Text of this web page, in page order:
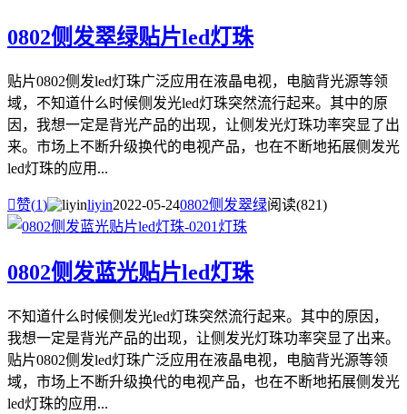
0802侧发翠绿贴片led灯珠
贴片0802侧发led灯珠广泛应用在液晶电视，电脑背光源等领
域，不知道什么时候侧发光led灯珠突然流行起来。其中的原
因，我想一定是背光产品的出现，让侧发光灯珠功率突显了出
来。市场上不断升级换代的电视产品，也在不断地拓展侧发光
led灯珠的应用...
赞(1) liyin2022-05-240802侧发翠绿阅读(821)
0802侧发蓝光贴片led灯珠
不知道什么时候侧发光led灯珠突然流行起来。其中的原因，
我想一定是背光产品的出现，让侧发光灯珠功率突显了出来。
贴片0802侧发led灯珠广泛应用在液晶电视，电脑背光源等领
域，市场上不断升级换代的电视产品，也在不断地拓展侧发光
led灯珠的应用...